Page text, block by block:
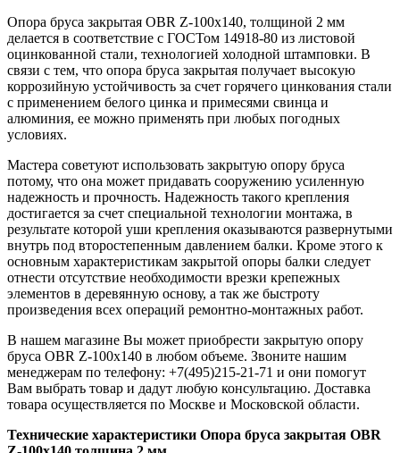
Опора бруса закрытая OBR Z-100х140, толщиной 2 мм
делается в соответствие с ГОСТом 14918-80 из листовой
оцинкованной стали, технологией холодной штамповки. В
связи с тем, что опора бруса закрытая получает высокую
коррозийную устойчивость за счет горячего цинкования стали
с применением белого цинка и примесями свинца и
алюминия, ее можно применять при любых погодных
условиях.
Мастера советуют использовать закрытую опору бруса
потому, что она может придавать сооружению усиленную
надежность и прочность. Надежность такого крепления
достигается за счет специальной технологии монтажа, в
результате которой уши крепления оказываются развернутыми
внутрь под второстепенным давлением балки. Кроме этого к
основным характеристикам закрытой опоры балки следует
отнести отсутствие необходимости врезки крепежных
элементов в деревянную основу, а так же быстроту
произведения всех операций ремонтно-монтажных работ.
В нашем магазине Вы может приобрести закрытую опору
бруса OBR Z-100х140 в любом объеме. Звоните нашим
менеджерам по телефону: +7(495)215-21-71 и они помогут
Вам выбрать товар и дадут любую консультацию. Доставка
товара осуществляется по Москве и Московской области.
Технические характеристики Опора бруса закрытая OBR